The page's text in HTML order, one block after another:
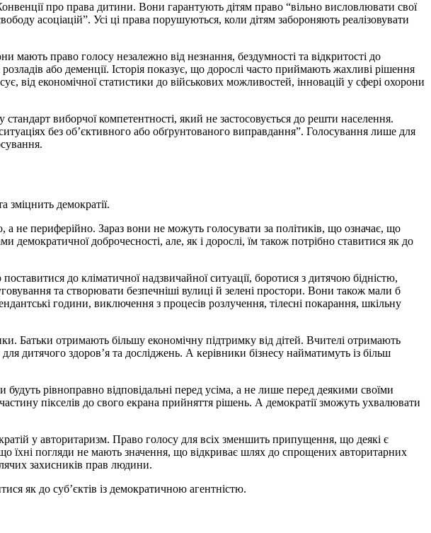
про права дитини. Вони гарантують дітям право “вільно висловлювати свої
асоціацій”. Усі ці права порушуються, коли дітям забороняють реалізовувати
право голосу незалежно від незнання, бездумності та відкритості до
або деменції. Історія показує, що дорослі часто приймають жахливі рішення
від економічної статистики до військових можливостей, інновацій у сфері охорони
виборчої компетентності, який не застосовується до решти населення.
без об’єктивного або обґрунтованого виправдання”. Голосування лише для
демократії.
а не периферійно. Зараз вони не можуть голосувати за політиків, що означає, що
демократичної доброчесності, але, як і дорослі, їм також потрібно ставитися як до
до кліматичної надзвичайної ситуації, боротися з дитячою бідністю,
та створювати безпечніші вулиці й зелені простори. Вони також мали б
години, виключення з процесів розлучення, тілесні покарання, шкільну
Батьки отримають більшу економічну підтримку від дітей. Вчителі отримають
дитячого здоров’я та досліджень. А керівники бізнесу найматимуть із більш
рівноправно відповідальні перед усіма, а не лише перед деякими своїми
пікселів до свого екрана прийняття рішень. А демократії зможуть ухвалювати
у авторитаризм. Право голосу для всіх зменшить припущення, що деякі є
погляди не мають значення, що відкриває шлях до спрощених авторитарних
захисників прав людини.
як до суб’єктів із демократичною агентністю.